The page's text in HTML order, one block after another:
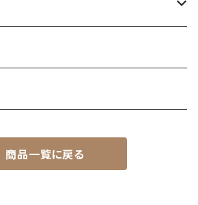
商品一覧に戻る